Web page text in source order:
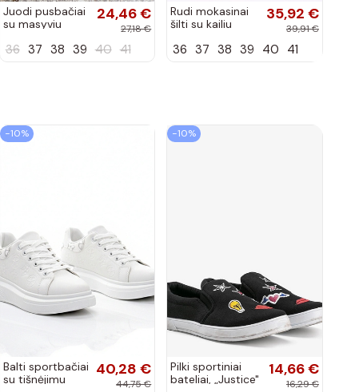
Juodi pusbačiai
su masyviu
24,46 €
27,18 €
36 37 38 39 40 41
Rudi mokasinai
šilti su kailiu
35,92 €
39,91 €
36 37 38 39 40 41
−10%
Balti sportbačiai
su tišnėjimu
40,28 €
44,75 €
−10%
Pilki sportiniai
bateliai, „Justice"
14,66 €
16,29 €